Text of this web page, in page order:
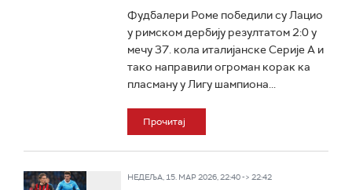
Фудбалери Роме победили су Лацио
у римском дербију резултатом 2:0 у
мечу 37. кола италијанске Серије А и
тако направили огроман корак ка
пласману у Лигу шампиона...
Прочитај
НЕДЕЉА, 15. МАР 2026, 22:40 -> 22:42